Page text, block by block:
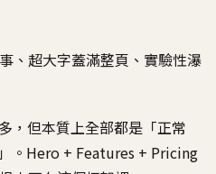
、超大字蓋滿整頁、實驗性瀑
，但本質上全部都是「正常
。Hero + Features + Pricing